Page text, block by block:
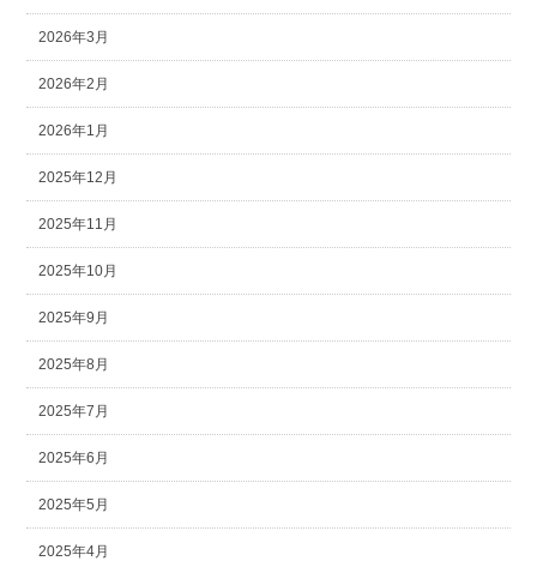
2026年3月
2026年2月
2026年1月
2025年12月
2025年11月
2025年10月
2025年9月
2025年8月
2025年7月
2025年6月
2025年5月
2025年4月